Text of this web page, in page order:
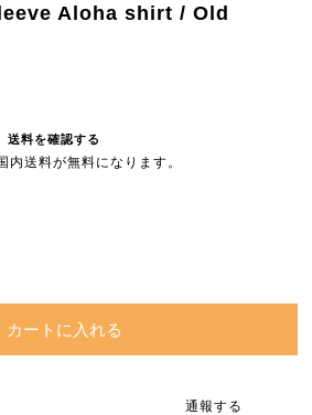
Aloha shirt / Old
送料を確認する
送料が無料になります。
カートに入れる
通報する